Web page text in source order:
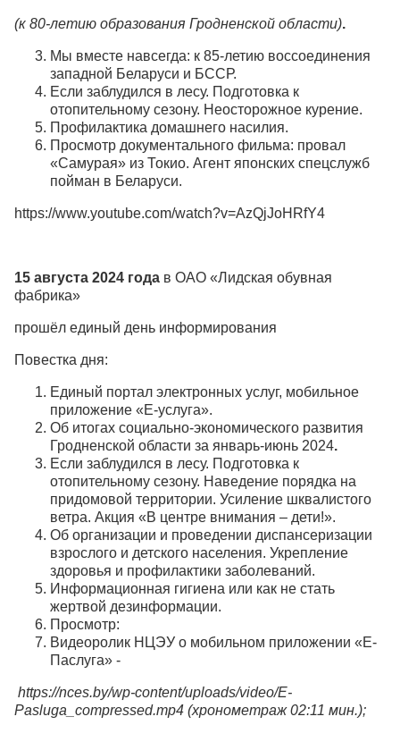
(к 80-летию образования Гродненской области).
Мы вместе навсегда: к 85-летию воссоединения
западной Беларуси и БССР.
Если заблудился в лесу. Подготовка к
отопительному сезону. Неосторожное курение.
Профилактика домашнего насилия.
Просмотр документального фильма: провал
«Самурая» из Токио. Агент японских спецслужб
пойман в Беларуси.
https://www.youtube.com/watch?v=AzQjJoHRfY4
15 августа 2024 года в ОАО «Лидская обувная
фабрика»
прошёл единый день информирования
Повестка дня:
Единый портал электронных услуг, мобильное
приложение «Е-услуга».
Об итогах социально-экономического развития
Гродненской области за январь-июнь 2024.
Если заблудился в лесу. Подготовка к
отопительному сезону. Наведение порядка на
придомовой территории. Усиление шквалистого
ветра. Акция «В центре внимания – дети!».
Об организации и проведении диспансеризации
взрослого и детского населения. Укрепление
здоровья и профилактики заболеваний.
Информационная гигиена или как не стать
жертвой дезинформации.
Просмотр:
Видеоролик НЦЭУ о мобильном приложении «Е-
Паслуга» -
https://nces.by/wp-content/uploads/video/E-
Pasluga_compressed.mp4 (хронометраж 02:11 мин.);